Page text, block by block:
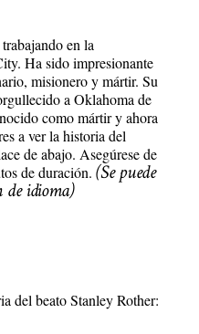
en la
Ha sido impresionante
misionero y mártir. Su
a Oklahoma de
como mártir y ahora
a ver la historia del
de abajo. Asegúrese de
de duración. (Se puede
de idioma)
del beato Stanley Rother: